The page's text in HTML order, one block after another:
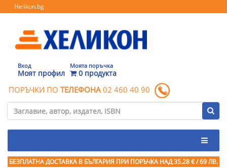
Helikon.bg
Вход
Моят профил
Моята поръчка
0 продукта
ПОРЪЧКИ ПО ТЕЛЕФОНА 02 460 40 90
БЕЗПЛАТНА ДОСТАВКА В БЪЛГАРИЯ ПРИ ПОРЪЧКА НАД 35.28 € / 69 ЛВ.